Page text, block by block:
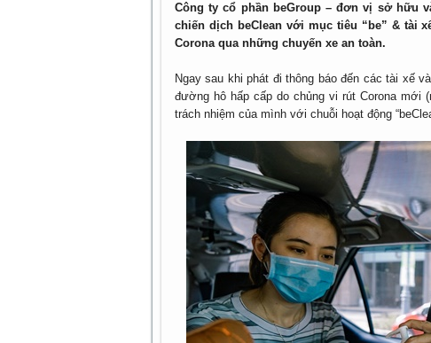
Công ty cổ phần beGroup – đơn vị sở hữu
chiến dịch beClean với mục tiêu “be” & tài
Corona qua những chuyến xe an toàn.
Ngay sau khi phát đi thông báo đến các tài xế
đường hô hấp cấp do chủng vi rút Corona mới
trách nhiệm của mình với chuỗi hoạt động